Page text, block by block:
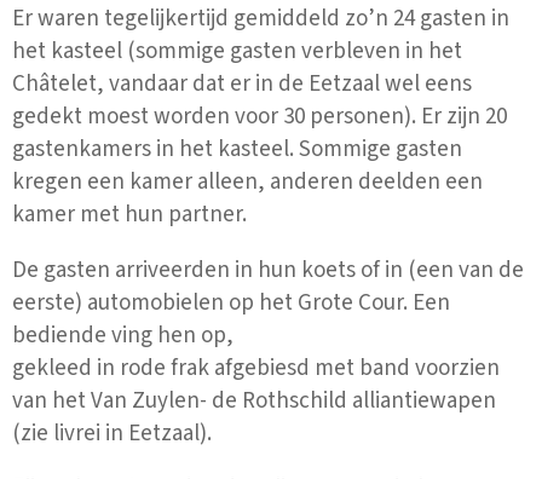
Er waren tegelijkertijd gemiddeld zo’n 24 gasten in
het kasteel (sommige gasten verbleven in het
Châtelet, vandaar dat er in de Eetzaal wel eens
gedekt moest worden voor 30 personen). Er zijn 20
gastenkamers in het kasteel. Sommige gasten
kregen een kamer alleen, anderen deelden een
kamer met hun partner.
De gasten arriveerden in hun koets of in (een van de
eerste) automobielen op het Grote Cour. Een
bediende ving hen op,
gekleed in rode frak afgebiesd met band voorzien
van het Van Zuylen- de Rothschild alliantiewapen
(zie livrei in Eetzaal).